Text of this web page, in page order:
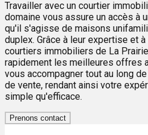
Travailler avec un courtier
domaine vous assure un accès à
qu'il s'agisse de maisons
duplex. Grâce à leur expertise et
courtiers immobiliers de La
rapidement les meilleures offres
vous accompagner tout au long
de vente, rendant ainsi votre
simple qu'efficace.
Prenons contact